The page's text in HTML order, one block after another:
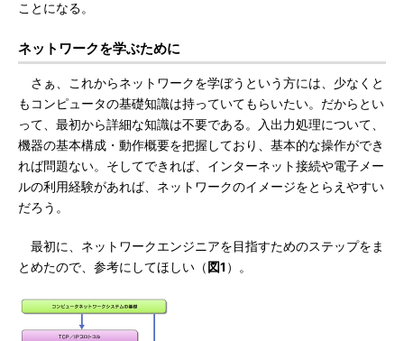
ことになる。
ネットワークを学ぶために
さぁ、これからネットワークを学ぼうという方には、少なくと
もコンピュータの基礎知識は持っていてもらいたい。だからとい
って、最初から詳細な知識は不要である。入出力処理について、
機器の基本構成・動作概要を把握しており、基本的な操作ができ
れば問題ない。そしてできれば、インターネット接続や電子メー
ルの利用経験があれば、ネットワークのイメージをとらえやすい
だろう。
最初に、ネットワークエンジニアを目指すためのステップをま
とめたので、参考にしてほしい（ 図1 ）。